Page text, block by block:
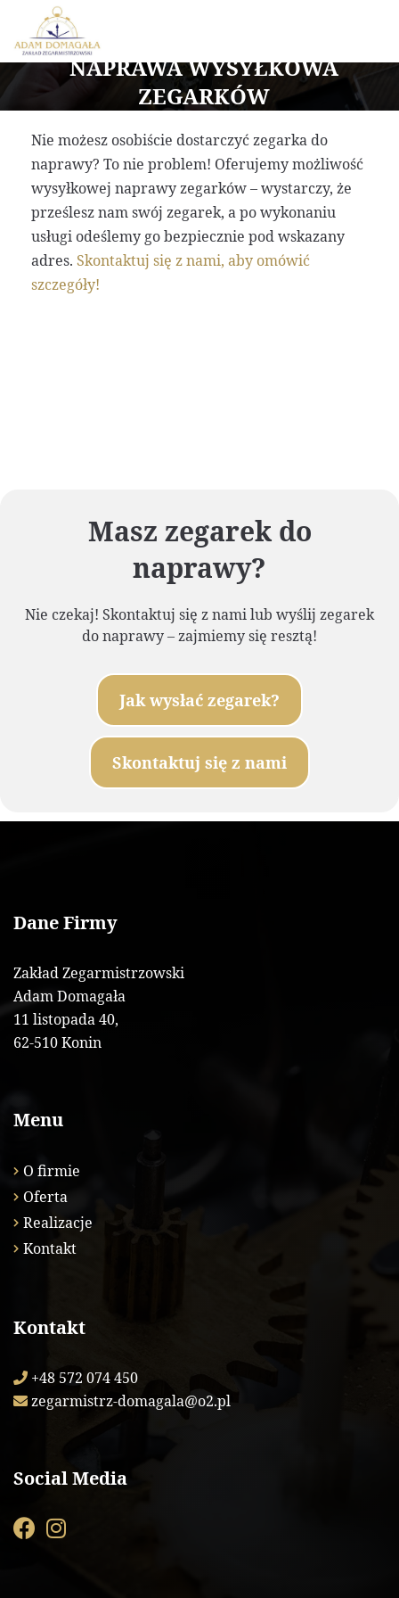
NAPRAWA WYSYŁKOWA
ZEGARKÓW
Nie możesz osobiście dostarczyć zegarka do
naprawy? To nie problem! Oferujemy możliwość
wysyłkowej naprawy zegarków – wystarczy, że
prześlesz nam swój zegarek, a po wykonaniu
usługi odeślemy go bezpiecznie pod wskazany
adres. Skontaktuj się z nami, aby omówić
szczegóły!
Masz zegarek do
naprawy?
Nie czekaj! Skontaktuj się z nami lub wyślij zegarek
do naprawy – zajmiemy się resztą!
Jak wysłać zegarek?
Skontaktuj się z nami
Dane Firmy
Zakład Zegarmistrzowski
Adam Domagała
11 listopada 40,
62-510 Konin
Menu
O firmie
Oferta
Realizacje
Kontakt
Kontakt
+48 572 074 450
zegarmistrz-domagala@o2.pl
Social Media